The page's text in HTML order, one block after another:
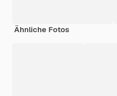
Ähnliche Fotos